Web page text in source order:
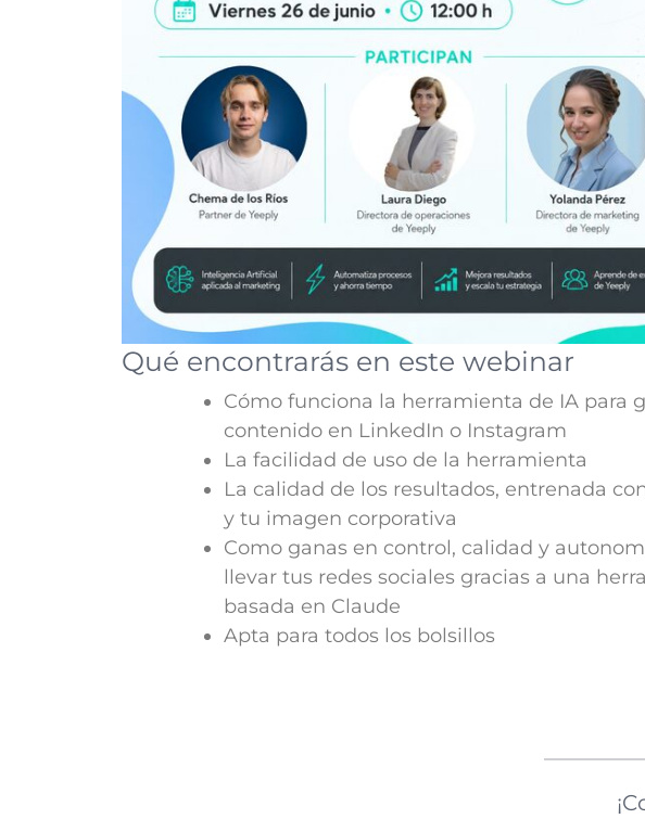
Qué encontrarás en este webinar
Cómo funciona la herramienta de IA para
contenido en LinkedIn o Instagram
La facilidad de uso de la herramienta
La calidad de los resultados, entrenada
y tu imagen corporativa
Como ganas en control, calidad y
llevar tus redes sociales gracias a una
basada en Claude
Apta para todos los bolsillos